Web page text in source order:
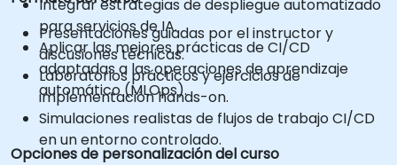
Integrar estrategias de despliegue automatizado
para servicios de IA.
Aplicar las mejores prácticas de CI/CD
adaptadas a las operaciones de aprendizaje
automático (MLOps).
Presentaciones guiadas por el instructor y
discusiones técnicas.
Laboratorios prácticos y ejercicios de
implementación hands-on.
Simulaciones realistas de flujos de trabajo CI/CD
en un entorno controlado.
Opciones de personalización del curso